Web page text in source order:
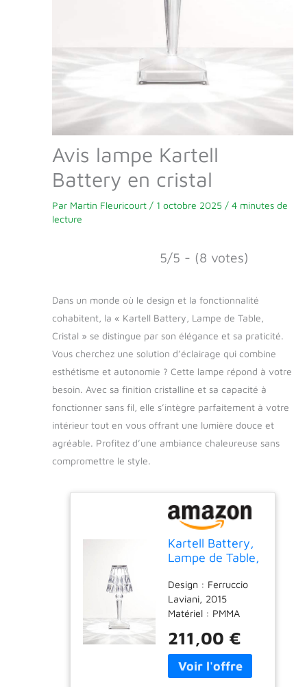
Avis lampe Kartell
Battery en cristal
Par Martin Fleuricourt / 1 octobre 2025 / 4 minutes de
lecture
5/5 - (8 votes)
Dans un monde où le design et la fonctionnalité
cohabitent, la « Kartell Battery, Lampe de Table,
Cristal » se distingue par son élégance et sa praticité.
Vous cherchez une solution d’éclairage qui combine
esthétisme et autonomie ? Cette lampe répond à votre
besoin. Avec sa finition cristalline et sa capacité à
fonctionner sans fil, elle s’intègre parfaitement à votre
intérieur tout en vous offrant une lumière douce et
agréable. Profitez d’une ambiance chaleureuse sans
compromettre le style.
Kartell Battery,
Lampe de Table,
Design : Ferruccio
Laviani, 2015
Matériel : PMMA
couleur de masse ou
métallique Taille : 12
x 12 x 26 cm IP54 ;
211,00 €